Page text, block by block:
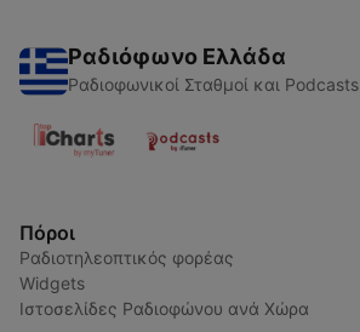
Ραδιόφωνο Ελλάδα
Ραδιοφωνικοί Σταθμοί και Podcasts
Πόροι
Ραδιοτηλεοπτικός φορέας
Widgets
Ιστοσελίδες Ραδιοφώνου ανά Χώρα